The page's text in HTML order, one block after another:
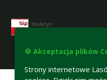
🍪 Akceptacja plików
Strony internetowe